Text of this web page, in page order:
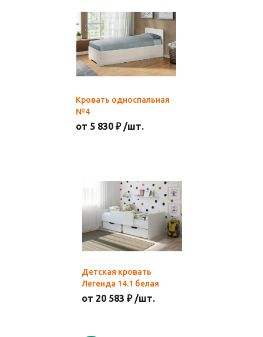
Кровать односпальная
№4
от 5 830 ₽ /шт.
Детская кровать
Легенда 14.1 белая
от 20 583 ₽ /шт.